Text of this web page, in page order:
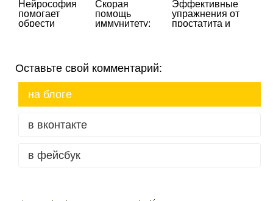
Нейрософия
помогает
обрести
Скорая
помощь
иммунитету:
Эффективные
упражнения от
простатита и
Оставьте свой комментарий:
на блоге
в вконтакте
в фейсбук